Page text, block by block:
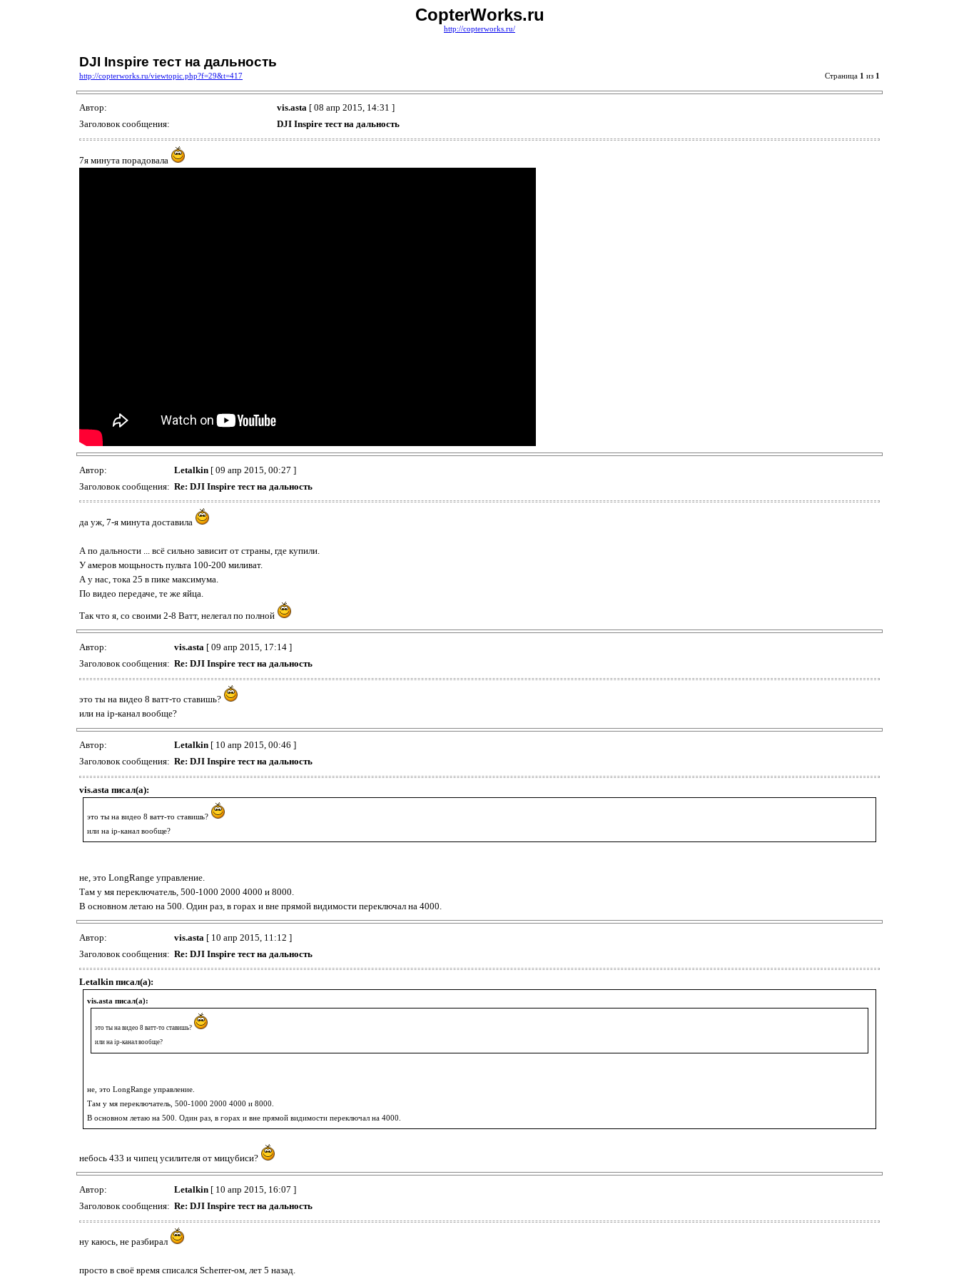
CopterWorks.ru
http://copterworks.ru/
DJI Inspire тест на дальность
http://copterworks.ru/viewtopic.php?f=29&t=417 Страница 1 из 1
Автор: vis.asta [ 08 апр 2015, 14:31 ]
Заголовок сообщения:
DJI Inspire тест на дальность
7я минута порадовала
Автор: Letalkin [ 09 апр 2015, 00:27 ]
Заголовок сообщения: Re: DJI Inspire тест на дальность
да уж, 7-я минута доставила
А по дальности ... всё сильно зависит от страны, где купили.
У амеров мощьность пульта 100-200 миливат.
А у нас, тока 25 в пике максимума.
По видео передаче, те же яйца.
Так что я, со своими 2-8 Ватт, нелегал по полной
Автор: vis.asta [ 09 апр 2015, 17:14 ]
Заголовок сообщения: Re: DJI Inspire тест на дальность
это ты на видео 8 ватт-то ставишь?
или на ip-канал вообще?
Автор: Letalkin [ 10 апр 2015, 00:46 ]
Заголовок сообщения: Re: DJI Inspire тест на дальность
vis.asta писал(а):
это ты на видео 8 ватт-то ставишь?
или на ip-канал вообще?
не, это LongRange управление.
Там у мя переключатель, 500-1000 2000 4000 и 8000.
В основном летаю на 500. Один раз, в горах и вне прямой видимости переключал на 4000.
Автор: vis.asta [ 10 апр 2015, 11:12 ]
Заголовок сообщения: Re: DJI Inspire тест на дальность
Letalkin писал(а):
vis.asta писал(а):
это ты на видео 8 ватт-то ставишь?
или на ip-канал вообще?
не, это LongRange управление.
Там у мя переключатель, 500-1000 2000 4000 и 8000.
В основном летаю на 500. Один раз, в горах и вне прямой видимости переключал на 4000.
небось 433 и чипец усилителя от мицубиси?
Автор: Letalkin [ 10 апр 2015, 16:07 ]
Заголовок сообщения: Re: DJI Inspire тест на дальность
ну каюсь, не разбирал
просто в своё время списался Scherrer-ом, лет 5 назад.